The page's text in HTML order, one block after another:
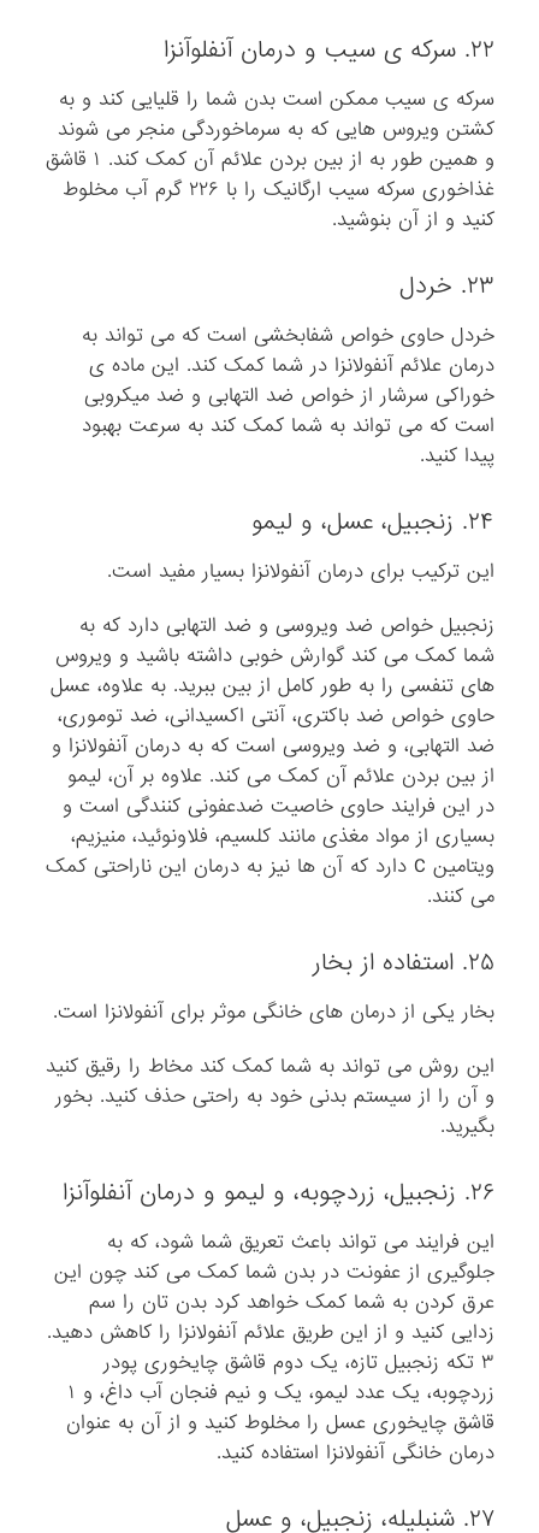
۲۲. سرکه ی سیب و درمان آنفلوآنزا
سرکه ی سیب ممکن است بدن شما را قلیایی کند و به
کشتن ویروس هایی که به سرماخوردگی منجر می شوند
و همین طور به از بین بردن علائم آن کمک کند. ۱ قاشق
غذاخوری سرکه سیب ارگانیک را با ۲۲۶ گرم آب مخلوط
کنید و از آن بنوشید.
۲۳. خردل
خردل حاوی خواص شفابخشی است که می تواند به
درمان علائم آنفولانزا در شما کمک کند. این ماده ی
خوراکی سرشار از خواص ضد التهابی و ضد میکروبی
است که می تواند به شما کمک کند به سرعت بهبود
پیدا کنید.
۲۴. زنجبیل، عسل، و لیمو
این ترکیب برای درمان آنفولانزا بسیار مفید است.
زنجبیل خواص ضد ویروسی و ضد التهابی دارد که به
شما کمک می کند گوارش خوبی داشته باشید و ویروس
های تنفسی را به طور کامل از بین ببرید. به علاوه، عسل
حاوی خواص ضد باکتری، آنتی اکسیدانی، ضد توموری،
ضد التهابی، و ضد ویروسی است که به درمان آنفولانزا و
از بین بردن علائم آن کمک می کند. علاوه بر آن، لیمو
در این فرایند حاوی خاصیت ضدعفونی کنندگی است و
بسیاری از مواد مغذی مانند کلسیم، فلاونوئید، منیزیم،
ویتامین C دارد که آن ها نیز به درمان این ناراحتی کمک
می کنند.
۲۵. استفاده از بخار
بخار یکی از درمان های خانگی موثر برای آنفولانزا است.
این روش می تواند به شما کمک کند مخاط را رقیق کنید
و آن را از سیستم بدنی خود به راحتی حذف کنید. بخور
بگیرید.
۲۶. زنجبیل، زردچوبه، و لیمو و درمان آنفلوآنزا
این فرایند می تواند باعث تعریق شما شود، که به
جلوگیری از عفونت در بدن شما کمک می کند چون این
عرق کردن به شما کمک خواهد کرد بدن تان را سم
زدایی کنید و از این طریق علائم آنفولانزا را کاهش دهید.
۳ تکه زنجبیل تازه، یک دوم قاشق چایخوری پودر
زردچوبه، یک عدد لیمو، یک و نیم فنجان آب داغ، و ۱
قاشق چایخوری عسل را مخلوط کنید و از آن به عنوان
درمان خانگی آنفولانزا استفاده کنید.
۲۷. شنبلیله، زنجبیل، و عسل